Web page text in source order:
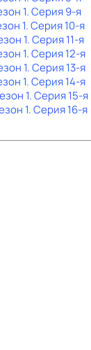
1. Серия 9-я
1. Серия 10-я
1. Серия 11-я
1. Серия 12-я
1. Серия 13-я
1. Серия 14-я
1. Серия 15-я
1. Серия 16-я